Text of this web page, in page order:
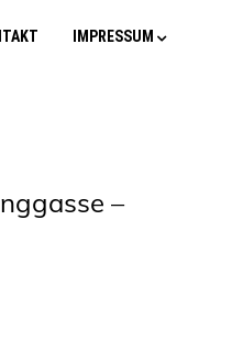
IMPRESSUM
–